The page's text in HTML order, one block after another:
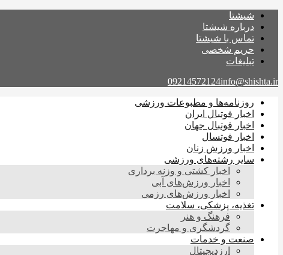
شیشتا
درباره شیشتا
تماس با شیشتا
حریم شخصی
تبلیغات
09214572124info@shishta.ir
روزنامه‌ها و مطبوعات ورزشی
اخبار فوتبال ایران
اخبار فوتبال جهان
اخبار فوتسال
اخبار ورزش زنان
سایر رشته‌های ورزشی
اخبار کشتی و وزنه برداری
اخبار ورزش‌های آبی
اخبار ورزش‌های رزمی
تغذیه، پزشکی، سلامت
فرهنگ و هنر
گردشگری و مهاجرت
صنعت و خدمات
ارزدیجیتال